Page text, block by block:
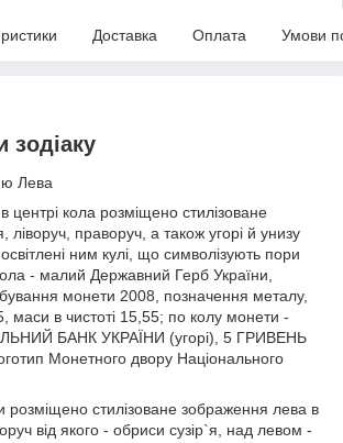
Доставка Оплата Умови
зодіаку
Лева
центрі кола розміщено стилізоване
праворуч, а також угорі й унизу
ним кулі, що символізують пори
- малий Державний Герб України,
монети 2008, позначення металу,
маси в чистоті 15,55; по колу монети -
БАНК УКРАЇНИ (угорі), 5 ГРИВЕНЬ
Монетного двору Національного
розміщено стилізоване зображення лева в
від якого - обриси сузір`я, над левом -